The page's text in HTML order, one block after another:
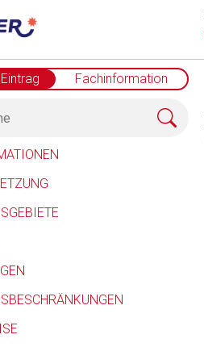
Fachinformation